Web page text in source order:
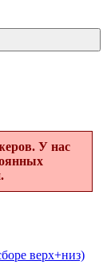
У нас
верх+низ)